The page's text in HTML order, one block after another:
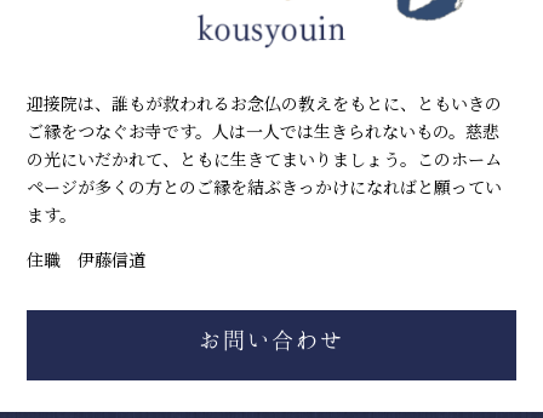
迎接院は、誰もが救われるお念仏の教えをもとに、ともいきの
ご縁をつなぐお寺です。人は一人では生きられないもの。慈悲
の光にいだかれて、ともに生きてまいりましょう。このホーム
ページが多くの方とのご縁を結ぶきっかけになればと願ってい
ます。
住職 伊藤信道
お問い合わせ